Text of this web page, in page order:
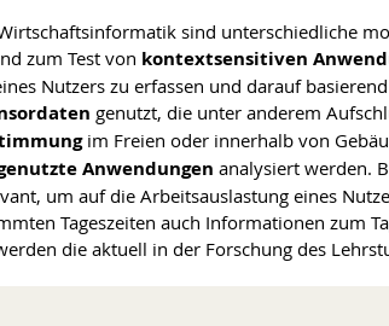
sind unterschiedliche
zum Test von kontextsensitiven
Nutzers zu erfassen und darauf
genutzt, die unter anderem
im Freien oder innerhalb von
Anwendungen analysiert werden.
um auf die Arbeitsauslastung eines
Tageszeiten auch Informationen zum
die aktuell in der Forschung des